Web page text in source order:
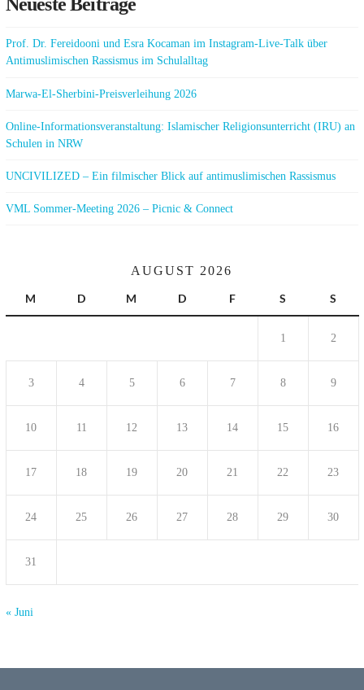
Prof. Dr. Fereidooni und Esra Kocaman im Instagram-Live-Talk über
Antimuslimischen Rassismus im Schulalltag
Marwa-El-Sherbini-Preisverleihung 2026
Online-Informationsveranstaltung: Islamischer Religionsunterricht (IRU) an
Schulen in NRW
UNCIVILIZED – Ein filmischer Blick auf antimuslimischen Rassismus
VML Sommer-Meeting 2026 – Picnic & Connect
AUGUST 2026
M
D M D F S S
1 2
3 4 5 6 7 8 9
10 11 12 13 14 15 16
17 18 19 20 21 22 23
24 25 26 27 28 29 30
31
« Juni